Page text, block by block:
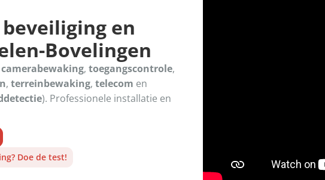
en
Bovelingen
camerabewaking, toegangscontrole,
, terreinbewaking, telecom en
). Professionele installatie en
Doe de test!